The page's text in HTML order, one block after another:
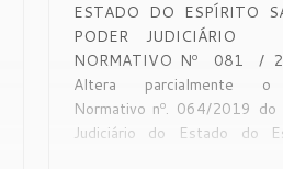
ESTADO DO ESPÍRITO
PODER JUDICIÁRIO
NORMATIVO Nº 081 /
Altera parcialmente
Normativo nº. 064/2019 do
Judiciário do Estado do